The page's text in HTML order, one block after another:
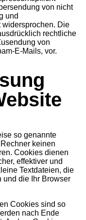
von nicht
und
widersprochen. Die
rechtliche
von
E-Mails, vor.
so genannte
keinen
Cookies dienen
effektiver und
Textdateien, die
und die Ihr Browser
Cookies sind so
nach Ende